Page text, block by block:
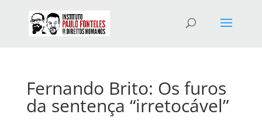
Fernando Brito: Os furos
da sentença “irretocável”